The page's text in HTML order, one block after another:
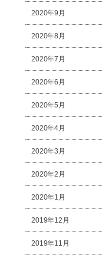
2020年9月
2020年8月
2020年7月
2020年6月
2020年5月
2020年4月
2020年3月
2020年2月
2020年1月
2019年12月
2019年11月